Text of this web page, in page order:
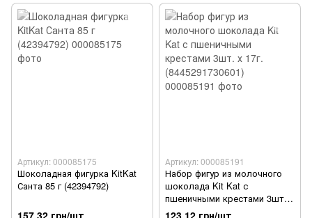
Артикул: 000085175
Шоколадная фигурка KitKat
Санта 85 г (42394792)
Артикул: 000085191
Набор фигур из молочного
шоколада Kit Kat с
пшеничными крестами 3шт. х
17г. (8445291730601)